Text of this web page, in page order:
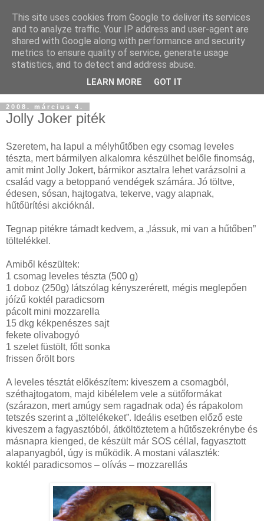
2008. március 4.
Jolly Joker piték
Szeretem, ha lapul a mélyhűtőben egy csomag leveles
tészta, mert bármilyen alkalomra készülhet belőle finomság,
amit mint Jolly Jokert, bármikor asztalra lehet varázsolni a
család vagy a betoppanó vendégek számára. Jó töltve,
édesen, sósan, hajtogatva, tekerve, vagy alapnak,
hűtőürítési akcióknál.
Tegnap pitékre támadt kedvem, a „lássuk, mi van a hűtőben”
töltelékkel.
Amiből készültek:
1 csomag leveles tészta (500 g)
1 doboz (250g) látszólag kényszerérett, mégis meglepően
jóízű koktél paradicsom
pácolt mini mozzarella
15 dkg kékpenészes sajt
fekete olivabogyó
1 szelet füstölt, főtt sonka
frissen őrölt bors
A leveles tésztát előkészítem: kiveszem a csomagból,
széthajtogatom, majd kibélelem vele a sütőformákat
(szárazon, mert amúgy sem ragadnak oda) és rápakolom
tetszés szerint a „töltelékeket”. Ideális esetben előző este
kiveszem a fagyasztóból, átköltöztetem a hűtőszekrénybe és
másnapra kienged, de készült már SOS céllal, fagyasztott
alapanyagból, úgy is működik. A mostani választék:
koktél paradicsomos – olívás – mozzarellás
This site uses cookies from Google to deliver its services
and to analyze traffic. Your IP address and user-agent are
shared with Google along with performance and security
metrics to ensure quality of service, generate usage
statistics, and to detect and address abuse.
LEARN MORE GOT IT